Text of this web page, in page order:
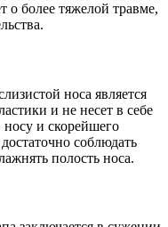
о более тяжелой травме,
носа является
и не несет в себе
носу и скорейшего
соблюдать
полость носа.